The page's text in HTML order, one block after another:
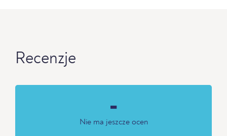
Recenzje
-
Nie ma jeszcze ocen